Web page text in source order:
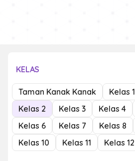
KELAS
Taman Kanak Kanak
Kelas 1
Kelas 2
Kelas 3 Kelas 4
Kelas 6
Kelas 7 Kelas 8
Kelas 10
Kelas 11 Kelas 12